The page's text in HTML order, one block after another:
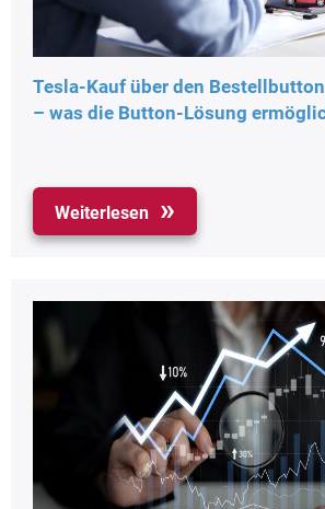
Tesla-Kauf über den
– was die Button-Lösung
Weiterlesen